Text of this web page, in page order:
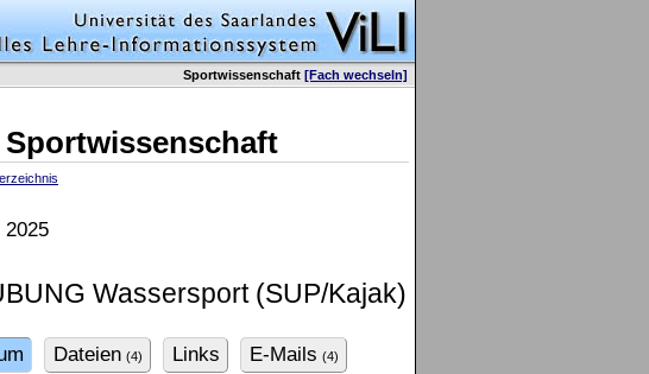
Sportwissenschaft [Fach wechseln]
2025
Wassersport (SUP/Kajak)
Dateien (4) Links E-Mails (4)